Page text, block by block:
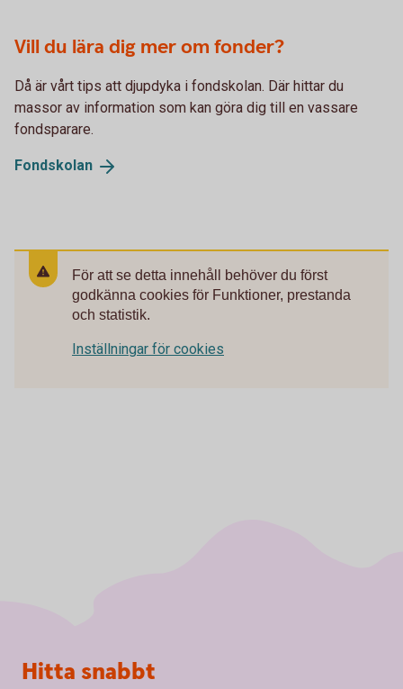
Vill du lära dig mer om fonder?
Då är vårt tips att djupdyka i fondskolan. Där hittar du
massor av information som kan göra dig till en vassare
fondsparare.
Fondskolan
För att se detta innehåll behöver du först
godkänna cookies för Funktioner, prestanda
och statistik.
Inställningar för cookies
Sidfot
Hitta snabbt